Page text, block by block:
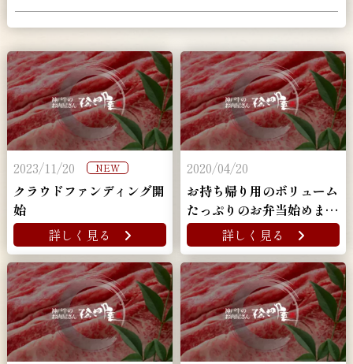
2023/11/20 NEW
クラウドファンディング開
始
詳しく見る
2020/04/20
お持ち帰り用のボリューム
たっぷりのお弁当始めまし
た！ 詳しく見る